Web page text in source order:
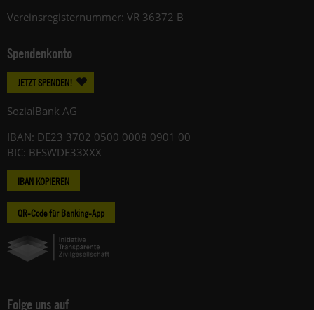
Vereinsregisternummer: VR 36372 B
Spendenkonto
JETZT SPENDEN!
SozialBank AG
IBAN: DE23 3702 0500 0008 0901 00
BIC: BFSWDE33XXX
IBAN KOPIEREN
QR-Code für Banking-App
Folge uns auf